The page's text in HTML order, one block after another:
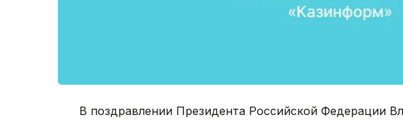
В поздравлении Президента Российской Федерации